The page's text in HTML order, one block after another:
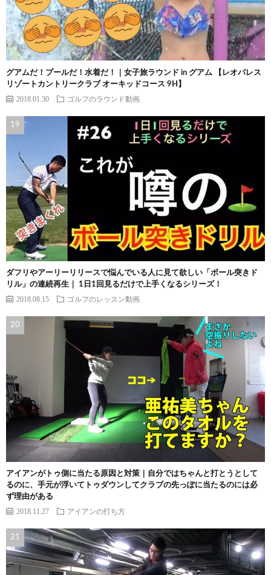
グアムだ！プールだ！水着だ！｜女子旅ラウンド in グアム 【レオパレス
リゾートカントリークラブ オーキッドコース 9H】
2018.01.30 ゴルフのラウンド動画
ダフリやアーリーリリースで悩んでいる人に見て欲しい「ボール突きド
リル」の連続再生｜ 1日1回見るだけで上手くなるシリーズ！
2018.08.15 ゴルフのレッスン動画
アイアンがトゥ側に当たる原因と対策｜自分ではちゃんと打とうとして
るのに、手元が浮いてトゥダウンしてクラブの先っぽに当たるのには必
ず理由がある
2018.11.27 アイアンの打ち方